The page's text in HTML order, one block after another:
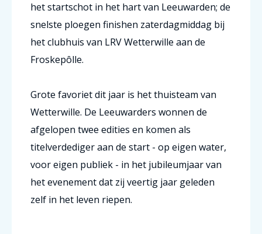
het startschot in het hart van Leeuwarden; de
snelste ploegen finishen zaterdagmiddag bij
het clubhuis van LRV Wetterwille aan de
Froskepôlle.
Grote favoriet dit jaar is het thuisteam van
Wetterwille. De Leeuwarders wonnen de
afgelopen twee edities en komen als
titelverdediger aan de start - op eigen water,
voor eigen publiek - in het jubileumjaar van
het evenement dat zij veertig jaar geleden
zelf in het leven riepen.